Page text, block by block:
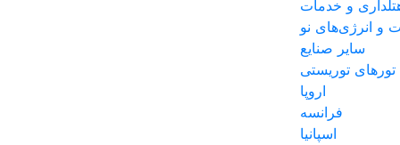
و خدمات
و انرژی‌های نو
سایر صنایع
تورهای توریستی
اروپا
فرانسه
اسپانیا